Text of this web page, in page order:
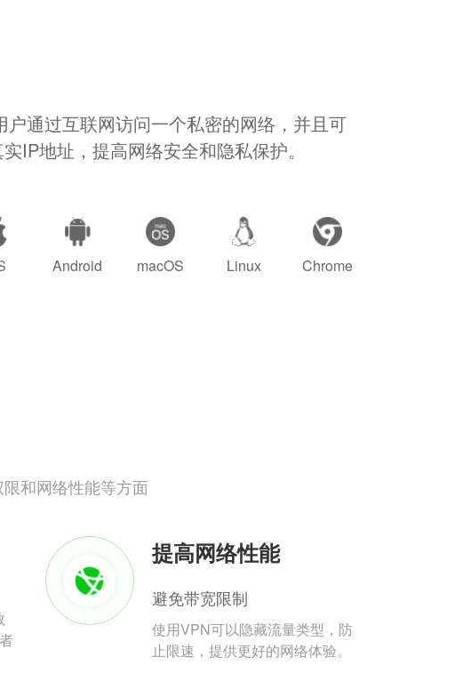
户通过互联网访问一个私密的网络，并且可
IP地址，提高网络安全和隐私保护。
Android macOS Linux Chrome
和网络性能等方面
提高网络性能
避免带宽限制
使用VPN可以隐藏流量类型，防
止限速，提供更好的网络体验。